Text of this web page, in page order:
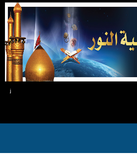
نهنأ المتابعين لموفع النور بوصول